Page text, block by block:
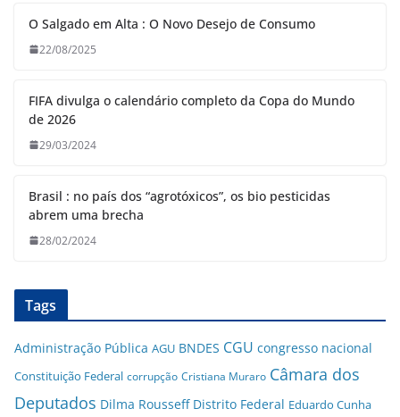
O Salgado em Alta : O Novo Desejo de Consumo
22/08/2025
FIFA divulga o calendário completo da Copa do Mundo
de 2026
29/03/2024
Brasil : no país dos “agrotóxicos”, os bio pesticidas
abrem uma brecha
28/02/2024
Tags
Administração Pública AGU BNDES CGU congresso nacional
Constituição Federal corrupção Cristiana Muraro Câmara dos
Deputados Dilma Rousseff Distrito Federal Eduardo Cunha